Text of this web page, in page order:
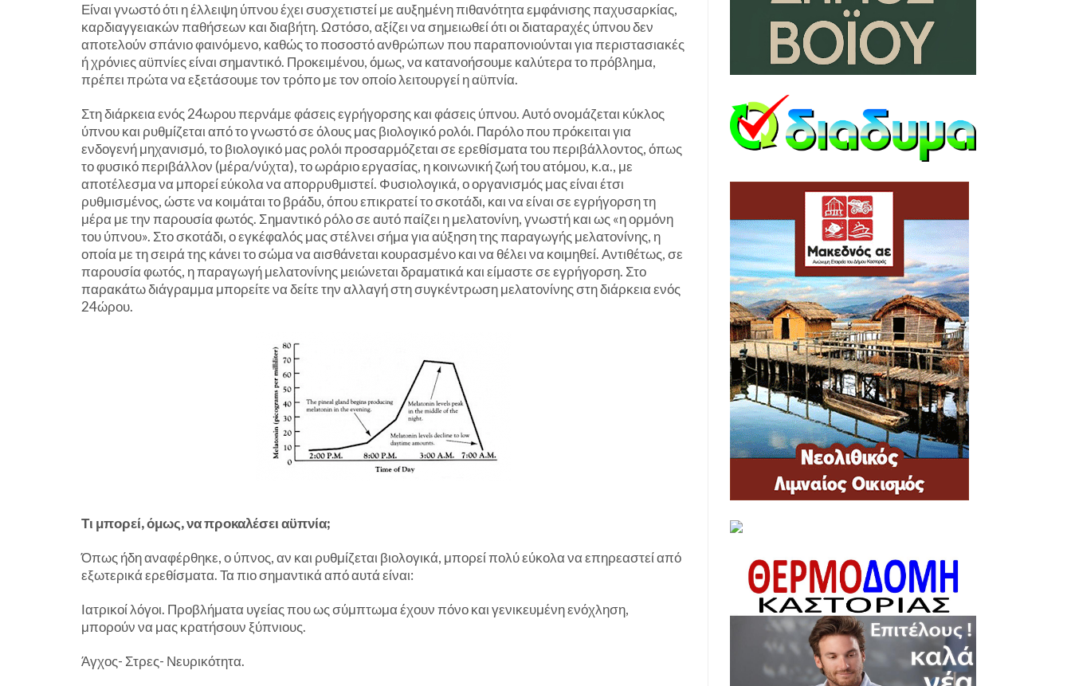
Είναι γνωστό ότι η έλλειψη ύπνου έχει συσχετιστεί με αυξημένη πιθανότητα εμφάνισης παχυσαρκίας,
καρδιαγγειακών παθήσεων και διαβήτη. Ωστόσο, αξίζει να σημειωθεί ότι οι διαταραχές ύπνου δεν
αποτελούν σπάνιο φαινόμενο, καθώς το ποσοστό ανθρώπων που παραπονιούνται για περιστασιακές
ή χρόνιες αϋπνίες είναι σημαντικό. Προκειμένου, όμως, να κατανοήσουμε καλύτερα το πρόβλημα,
πρέπει πρώτα να εξετάσουμε τον τρόπο με τον οποίο λειτουργεί η αϋπνία.
Στη διάρκεια ενός 24ωρου περνάμε φάσεις εγρήγορσης και φάσεις ύπνου. Αυτό ονομάζεται κύκλος
ύπνου και ρυθμίζεται από το γνωστό σε όλους μας βιολογικό ρολόι. Παρόλο που πρόκειται για
ενδογενή μηχανισμό, το βιολογικό μας ρολόι προσαρμόζεται σε ερεθίσματα του περιβάλλοντος, όπως
το φυσικό περιβάλλον (μέρα/νύχτα), το ωράριο εργασίας, η κοινωνική ζωή του ατόμου, κ.α., με
αποτέλεσμα να μπορεί εύκολα να απορρυθμιστεί. Φυσιολογικά, ο οργανισμός μας είναι έτσι
ρυθμισμένος, ώστε να κοιμάται το βράδυ, όπου επικρατεί το σκοτάδι, και να είναι σε εγρήγορση τη
μέρα με την παρουσία φωτός. Σημαντικό ρόλο σε αυτό παίζει η μελατονίνη, γνωστή και ως «η ορμόνη
του ύπνου». Στο σκοτάδι, ο εγκέφαλός μας στέλνει σήμα για αύξηση της παραγωγής μελατονίνης, η
οποία με τη σειρά της κάνει το σώμα να αισθάνεται κουρασμένο και να θέλει να κοιμηθεί. Αντιθέτως, σε
παρουσία φωτός, η παραγωγή μελατονίνης μειώνεται δραματικά και είμαστε σε εγρήγορση. Στο
παρακάτω διάγραμμα μπορείτε να δείτε την αλλαγή στη συγκέντρωση μελατονίνης στη διάρκεια ενός
24ώρου.
Τι μπορεί, όμως, να προκαλέσει αϋπνία;
Όπως ήδη αναφέρθηκε, ο ύπνος, αν και ρυθμίζεται βιολογικά, μπορεί πολύ εύκολα να επηρεαστεί από
εξωτερικά ερεθίσματα. Τα πιο σημαντικά από αυτά είναι:
Ιατρικοί λόγοι. Προβλήματα υγείας που ως σύμπτωμα έχουν πόνο και γενικευμένη ενόχληση,
μπορούν να μας κρατήσουν ξύπνιους.
Άγχος- Στρες- Νευρικότητα.